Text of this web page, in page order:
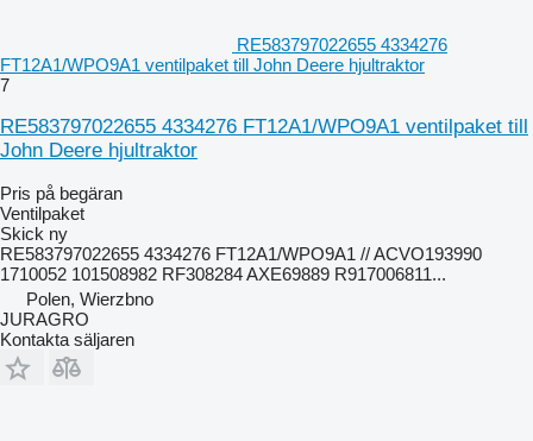
RE583797022655 4334276
FT12A1/WPO9A1 ventilpaket till John Deere hjultraktor
7
RE583797022655 4334276 FT12A1/WPO9A1 ventilpaket till
John Deere hjultraktor
Pris på begäran
Ventilpaket
Skick ny
RE583797022655 4334276 FT12A1/WPO9A1 // ACVO193990
1710052 101508982 RF308284 AXE69889 R917006811...
Polen, Wierzbno
JURAGRO
Kontakta säljaren